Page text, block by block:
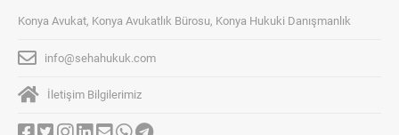
Konya Avukat, Konya Avukatlık Bürosu, Konya Hukuki Danışmanlık
info@sehahukuk.com
İletişim Bilgilerimiz